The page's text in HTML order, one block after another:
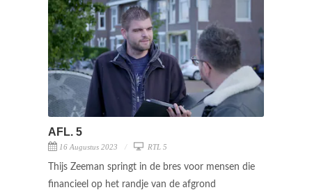
AFL. 5
16 Augustus 2023 RTL 5
Thijs Zeeman springt in de bres voor mensen die
financieel op het randje van de afgrond